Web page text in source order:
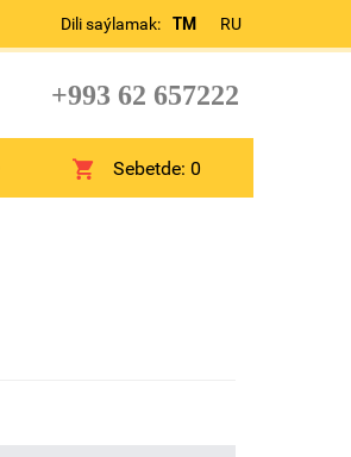
Dili saýlamak: TM RU
+993 62 657222
Sebetde:0